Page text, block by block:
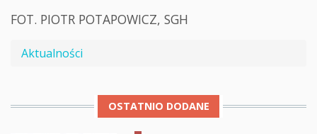
FOT. PIOTR POTAPOWICZ, SGH
Aktualności
OSTATNIO DODANE